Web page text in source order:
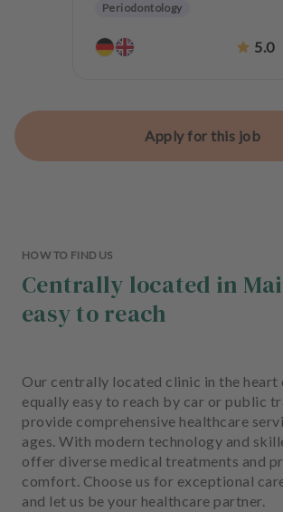
Periodontology
CMD
5.0
Apply for this job
HOW TO FIND US
Centrally located in
easy to reach
Our centrally located clinic in the heart
equally easy to reach by car or public
provide comprehensive healthcare
ages. With modern technology and
offer diverse medical treatments and
comfort. Choose us for exceptional
and let us be your healthcare partner.